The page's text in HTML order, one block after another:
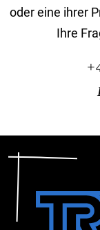
oder eine ihrer
Ihre